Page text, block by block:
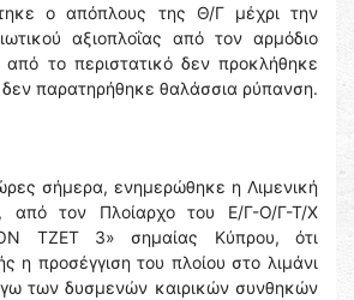
ο απόπλους της Θ/Γ μέχρι την
αξιοπλοΐας από τον αρμόδιο
το περιστατικό δεν προκλήθηκε
δεν παρατηρήθηκε θαλάσσια ρύπανση.
σήμερα, ενημερώθηκε η Λιμενική
από τον Πλοίαρχο του Ε/Γ-Ο/Γ-Τ/Χ
ΤΖΕΤ 3» σημαίας Κύπρου, ότι
η προσέγγιση του πλοίου στο λιμάνι
των δυσμενών καιρικών συνθηκών